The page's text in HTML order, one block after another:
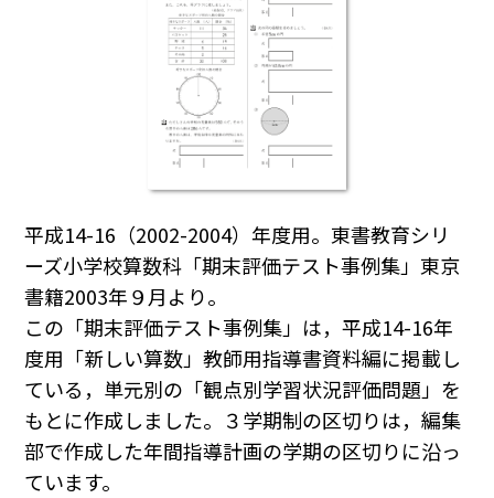
平成14-16（2002-2004）年度用。東書教育シリ
ーズ小学校算数科「期末評価テスト事例集」東京
書籍2003年９月より。
この「期末評価テスト事例集」は，平成14-16年
度用「新しい算数」教師用指導書資料編に掲載し
ている，単元別の「観点別学習状況評価問題」を
もとに作成しました。３学期制の区切りは，編集
部で作成した年間指導計画の学期の区切りに沿っ
ています。